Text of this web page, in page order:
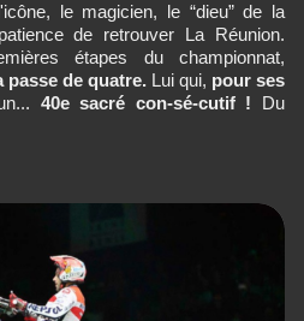
le magicien, le “dieu” de la
de retrouver La Réunion.
étapes du championnat,
passe de quatre. Lui qui, pour ses
40e sacré con-sé-cutif ! Du